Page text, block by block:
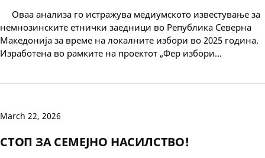
Оваа анализа го истражува медиумското известување за
немнозинските етнички заедници во Република Северна
Македонија за време на локалните избори во 2025 година.
Изработена во рамките на проектот „Фер избори…
March 22, 2026
СТОП ЗА СЕМЕЈНО НАСИЛСТВО!